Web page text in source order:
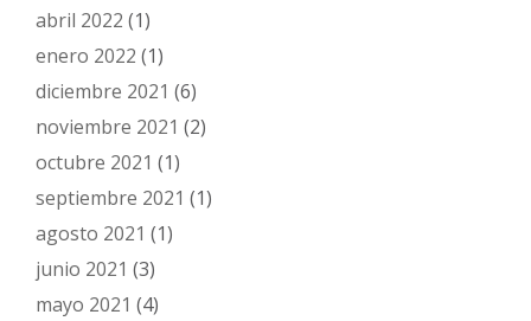
abril 2022 (1)
enero 2022 (1)
diciembre 2021 (6)
noviembre 2021 (2)
octubre 2021 (1)
septiembre 2021 (1)
agosto 2021 (1)
junio 2021 (3)
mayo 2021 (4)